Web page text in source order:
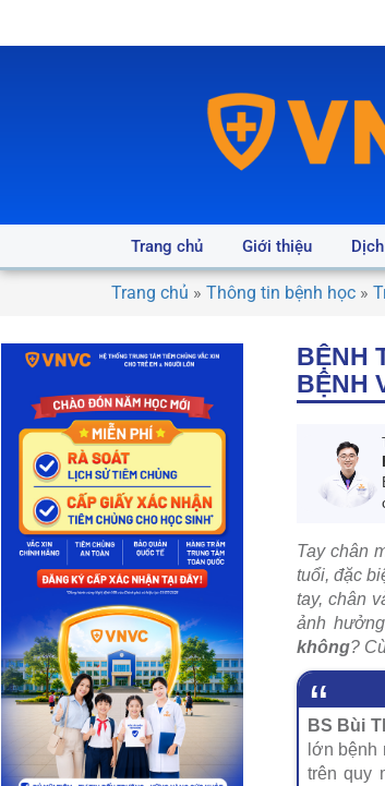
Trang chủ Giới thiệu
Trang chủ » Thông tin bệnh học »
BỆNH
BỆNH
Tay chân
tuổi, đặc
tay, chân
ảnh
không?
BS Bùi
lớn bệnh
trên quy